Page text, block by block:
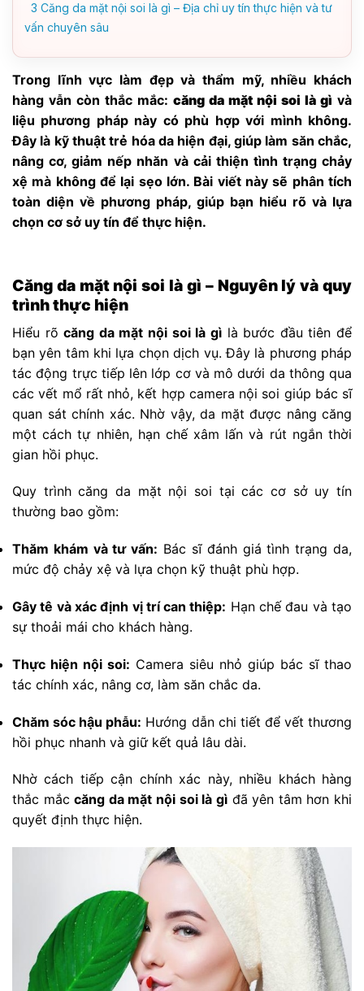
3 Căng da mặt nội soi là gì – Địa chỉ uy tín thực hiện và tư
vấn chuyên sâu
Trong lĩnh vực làm đẹp và thẩm mỹ, nhiều khách
hàng vẫn còn thắc mắc: căng da mặt nội soi là gì và
liệu phương pháp này có phù hợp với mình không.
Đây là kỹ thuật trẻ hóa da hiện đại, giúp làm săn chắc,
nâng cơ, giảm nếp nhăn và cải thiện tình trạng chảy
xệ mà không để lại sẹo lớn. Bài viết này sẽ phân tích
toàn diện về phương pháp, giúp bạn hiểu rõ và lựa
chọn cơ sở uy tín để thực hiện.
Căng da mặt nội soi là gì – Nguyên lý và quy
trình thực hiện
Hiểu rõcăng da mặt nội soi là gìlà bước đầu tiên để
bạn yên tâm khi lựa chọn dịch vụ. Đây là phương pháp
tác động trực tiếp lên lớp cơ và mô dưới da thông qua
các vết mổ rất nhỏ, kết hợp camera nội soi giúp bác sĩ
quan sát chính xác. Nhờ vậy, da mặt được nâng căng
một cách tự nhiên, hạn chế xâm lấn và rút ngắn thời
gian hồi phục.
Quy trình căng da mặt nội soi tại các cơ sở uy tín
thường bao gồm:
Thăm khám và tư vấn: Bác sĩ đánh giá tình trạng da,
mức độ chảy xệ và lựa chọn kỹ thuật phù hợp.
Gây tê và xác định vị trí can thiệp: Hạn chế đau và tạo
sự thoải mái cho khách hàng.
Thực hiện nội soi: Camera siêu nhỏ giúp bác sĩ thao
tác chính xác, nâng cơ, làm săn chắc da.
Chăm sóc hậu phẫu: Hướng dẫn chi tiết để vết thương
hồi phục nhanh và giữ kết quả lâu dài.
Nhờ cách tiếp cận chính xác này, nhiều khách hàng
thắc mắccăng da mặt nội soi là gìđã yên tâm hơn khi
quyết định thực hiện.